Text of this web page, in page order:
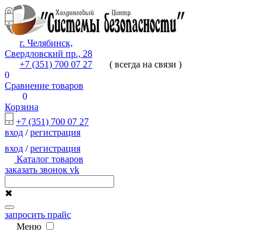
г. Челябинск,
Свердловский пр., 28
+7 (351) 700 07 27
( всегда на связи )
0
Сравнение товаров
0
Корзина
+7 (351) 700 07 27
вход /регистрация
вход /регистрация
Каталог товаров
заказать звонок vk
✖
запросить прайс
Меню